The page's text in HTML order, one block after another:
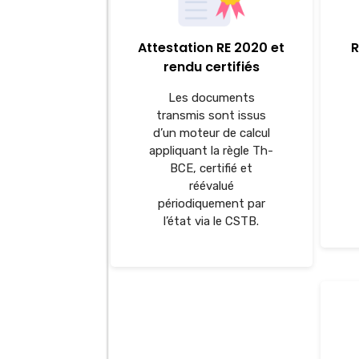
Attestation RE 2020 et
rendu certifiés
Les documents
transmis sont issus
d’un moteur de calcul
appliquant la règle Th-
BCE, certifié et
réévalué
périodiquement par
l’état via le CSTB.